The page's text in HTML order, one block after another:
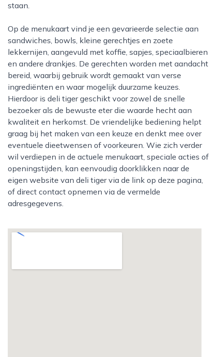
staan.
Op de menukaart vind je een gevarieerde selectie aan
sandwiches, bowls, kleine gerechtjes en zoete
lekkernijen, aangevuld met koffie, sapjes, speciaalbieren
en andere drankjes. De gerechten worden met aandacht
bereid, waarbij gebruik wordt gemaakt van verse
ingrediënten en waar mogelijk duurzame keuzes.
Hierdoor is deli tiger geschikt voor zowel de snelle
bezoeker als de bewuste eter die waarde hecht aan
kwaliteit en herkomst. De vriendelijke bediening helpt
graag bij het maken van een keuze en denkt mee over
eventuele dieetwensen of voorkeuren. Wie zich verder
wil verdiepen in de actuele menukaart, speciale acties of
openingstijden, kan eenvoudig doorklikken naar de
eigen website van deli tiger via de link op deze pagina,
of direct contact opnemen via de vermelde
adresgegevens.